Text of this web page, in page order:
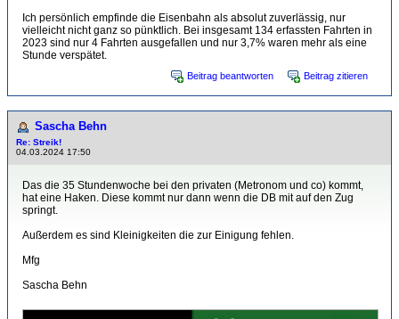
Ich persönlich empfinde die Eisenbahn als absolut zuverlässig, nur
vielleicht nicht ganz so pünktlich. Bei insgesamt 134 erfassten Fahrten in
2023 sind nur 4 Fahrten ausgefallen und nur 3,7% waren mehr als eine
Stunde verspätet.
Beitrag beantworten Beitrag zitieren
Sascha Behn
Re: Streik!
04.03.2024 17:50
Das die 35 Stundenwoche bei den privaten (Metronom und co) kommt,
hat eine Haken. Diese kommt nur dann wenn die DB mit auf den Zug
springt.
Außerdem es sind Kleinigkeiten die zur Einigung fehlen.
Mfg
Sascha Behn